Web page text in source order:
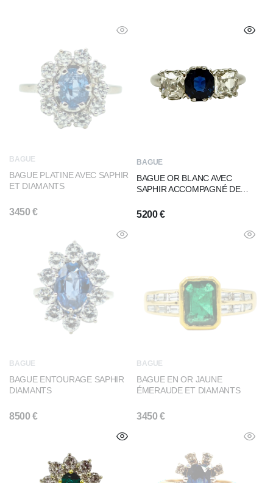
BAGUE
BAGUE PLATINE AVEC SAPHIR
ET DIAMANTS
3450€
BAGUE
BAGUE OR BLANC AVEC
SAPHIR ACCOMPAGNÉ DE
5200€
BAGUE
BAGUE ENTOURAGE SAPHIR
DIAMANTS
8500€
BAGUE
BAGUE EN OR JAUNE
ÉMERAUDE ET DIAMANTS
3450€